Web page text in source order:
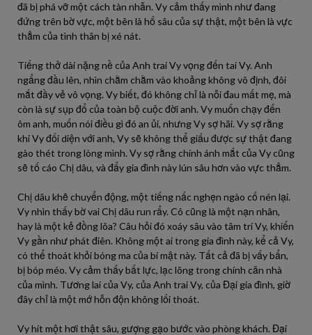
đã bị phá vỡ một cách tàn nhẫn. Vy cảm thấy mình như đang
đứng trên bờ vực, một bên là hố sâu của sự thật, một bên là vực
thẳm của tình thân bị xé nát.
Tiếng thở dài nặng nề của Anh trai Vy vọng đến tai Vy. Anh
ngẩng đầu lên, nhìn chằm chằm vào khoảng không vô định, đôi
mắt đầy vẻ vô vọng. Vy biết, đó không chỉ là nỗi đau mất mẹ, mà
còn là sự sụp đổ của toàn bộ cuộc đời anh. Vy muốn chạy đến
ôm anh, muốn nói điều gì đó an ủi, nhưng Vy sợ hãi. Vy sợ rằng
khi Vy đối diện với anh, Vy sẽ không thể giấu được sự thật đang
gào thét trong lòng mình. Vy sợ rằng chính ánh mắt của Vy cũng
sẽ tố cáo Chị dâu, và đẩy gia đình này lún sâu hơn vào vực thẳm.
Chị dâu khẽ chuyển động, một tiếng nấc nghẹn ngào cố nén lại.
Vy nhìn thấy bờ vai Chị dâu run rẩy. Cô cũng là một nạn nhân,
hay là một kẻ đồng lõa? Câu hỏi đó xoáy sâu vào tâm trí Vy, khiến
Vy gần như phát điên. Không một ai trong gia đình này, kể cả Vy,
có thể thoát khỏi bóng ma của bí mật này. Tất cả đã bị vấy bẩn,
bị bóp méo. Vy cảm thấy bất lực, lạc lõng trong chính căn nhà
của mình. Tương lai của Vy, của Anh trai Vy, của Đại gia đình, giờ
đây chỉ là một mớ hỗn độn không lối thoát.
Vy hít một hơi thật sâu, gượng gạo bước vào phòng khách. Đại